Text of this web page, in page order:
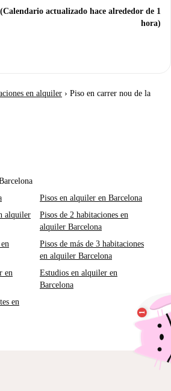
(Calendario actualizado hace alrededor de 1
hora)
en alquiler › Piso en carrer nou de la
Pisos en alquiler en Barcelona
alquiler
Pisos de 2 habitaciones en
alquiler Barcelona
Pisos de más de 3 habitaciones
en alquiler Barcelona
en
Estudios en alquiler en
Barcelona
en